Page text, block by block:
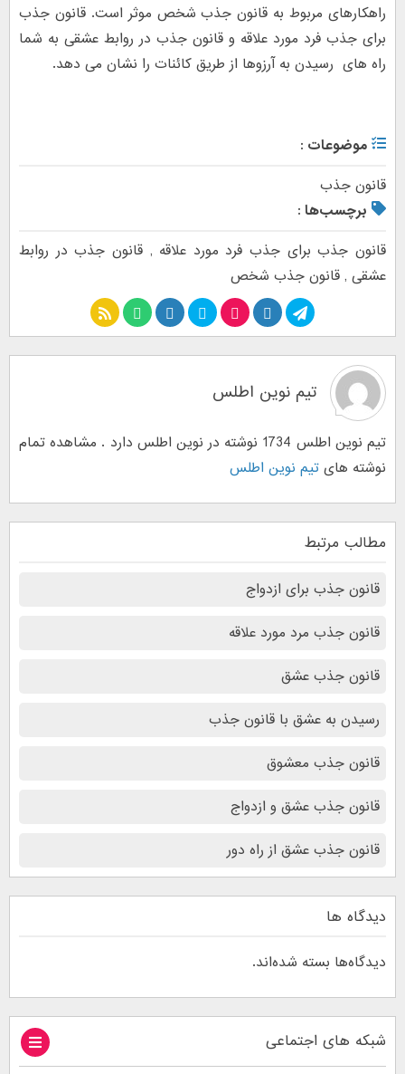
راهکارهای مربوط به قانون جذب شخص موثر است. قانون جذب
برای جذب فرد مورد علاقه و قانون جذب در روابط عشقی به شما
راه های رسیدن به آرزوها از طریق کائنات را نشان می دهد.
موضوعات :
قانون جذب
برچسب‌ها :
قانون جذب برای جذب فرد مورد علاقه ,قانون جذب در روابط
عشقی , قانون جذب شخص
تیم نوین اطلس
تیم نوین اطلس 1734 نوشته در نوین اطلس دارد . مشاهده تمام
نوشته های تیم نوین اطلس
مطالب مرتبط
قانون جذب برای ازدواج
قانون جذب مرد مورد علاقه
قانون جذب عشق
رسیدن به عشق با قانون جذب
قانون جذب معشوق
قانون جذب عشق و ازدواج
قانون جذب عشق از راه دور
دیدگاه ها
دیدگاه‌ها بسته شده‌اند.
شبکه های اجتماعی